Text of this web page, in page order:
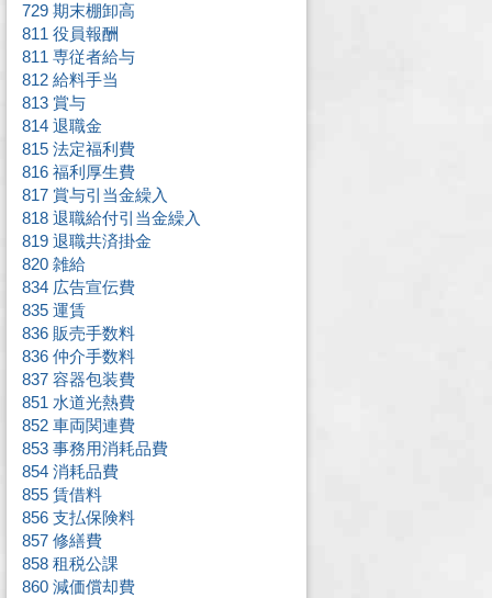
729 期末棚卸高
811 役員報酬
811 専従者給与
812 給料手当
813 賞与
814 退職金
815 法定福利費
816 福利厚生費
817 賞与引当金繰入
818 退職給付引当金繰入
819 退職共済掛金
820 雑給
834 広告宣伝費
835 運賃
836 販売手数料
836 仲介手数料
837 容器包装費
851 水道光熱費
852 車両関連費
853 事務用消耗品費
854 消耗品費
855 賃借料
856 支払保険料
857 修繕費
858 租税公課
860 減価償却費